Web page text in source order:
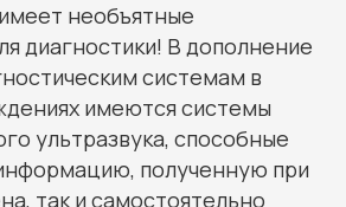
необъятные
диагностики! В дополнение
системам в
имеются системы
ультразвука, способные
полученную при
так и самостоятельно